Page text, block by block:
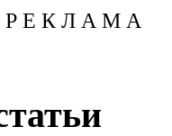
Р Е К Л А М А